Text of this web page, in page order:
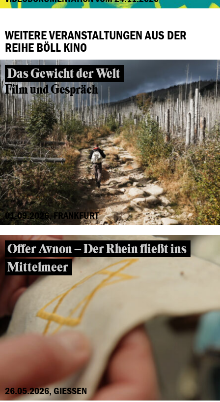
WEITERE VERANSTALTUNGEN AUS DER
REIHE BÖLL KINO
Das Gewicht der Welt
Film und Gespräch
01.09.2026, FRANKFURT
Offer Avnon – Der Rhein fließt ins
Mittelmeer
26.05.2026, GIESSEN